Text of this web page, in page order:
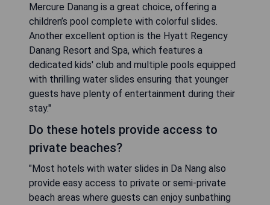
Mercure Danang is a great choice, offering a
children’s pool complete with colorful slides.
Another excellent option is the Hyatt Regency
Danang Resort and Spa, which features a
dedicated kids' club and multiple pools equipped
with thrilling water slides ensuring that younger
guests have plenty of entertainment during their
stay."
Do these hotels provide access to
private beaches?
"Most hotels with water slides in Da Nang also
provide easy access to private or semi-private
beach areas where guests can enjoy sunbathing